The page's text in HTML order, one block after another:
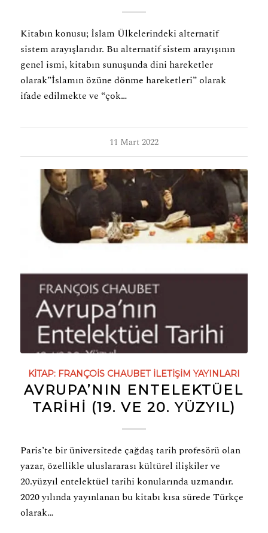
Kitabın konusu; İslam Ülkelerindeki alternatif
sistem arayışlarıdır. Bu alternatif sistem arayışının
genel ismi, kitabın sunuşunda dini hareketler
olarak”İslamın özüne dönme hareketleri” olarak
ifade edilmekte ve “çok…
11 Mart 2022
KITAP: FRANÇOIS CHAUBET İLETIŞIM YAYINLARI
AVRUPA’NIN ENTELEKTÜEL
TARİHİ (19. VE 20. YÜZYIL)
Paris’te bir üniversitede çağdaş tarih profesörü olan
yazar, özellikle uluslararası kültürel ilişkiler ve
20.yüzyıl entelektüel tarihi konularında uzmandır.
2020 yılında yayınlanan bu kitabı kısa sürede Türkçe
olarak…